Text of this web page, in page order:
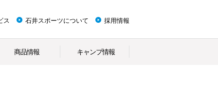
ス 石井スポーツについて 採用情報
商品情報 キャンプ情報